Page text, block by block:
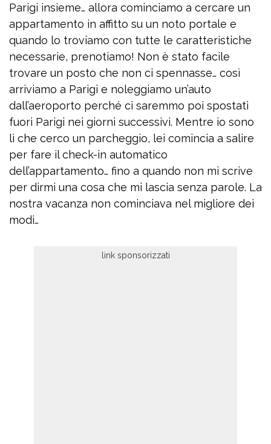
Parigi insieme… allora cominciamo a cercare un
appartamento in affitto su un noto portale e
quando lo troviamo con tutte le caratteristiche
necessarie, prenotiamo! Non è stato facile
trovare un posto che non ci spennasse… così
arriviamo a Parigi e noleggiamo un’auto
dall’aeroporto perché ci saremmo poi spostati
fuori Parigi nei giorni successivi. Mentre io sono
lì che cerco un parcheggio, lei comincia a salire
per fare il check-in automatico
dell’appartamento… fino a quando non mi scrive
per dirmi una cosa che mi lascia senza parole. La
nostra vacanza non cominciava nel migliore dei
modi…